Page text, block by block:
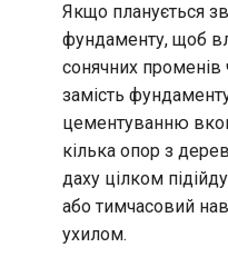
Якщо планується
фундаменту, щоб
сонячних променів
замість
цементуванню
кілька опор з
даху цілком
або тимчасовий
ухилом.